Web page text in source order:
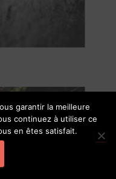
garantir la meilleure
continuez à utiliser ce
en êtes satisfait.